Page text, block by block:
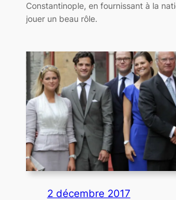
Constantinople, en fournissant à la
jouer un beau rôle.
2 décembre 2017